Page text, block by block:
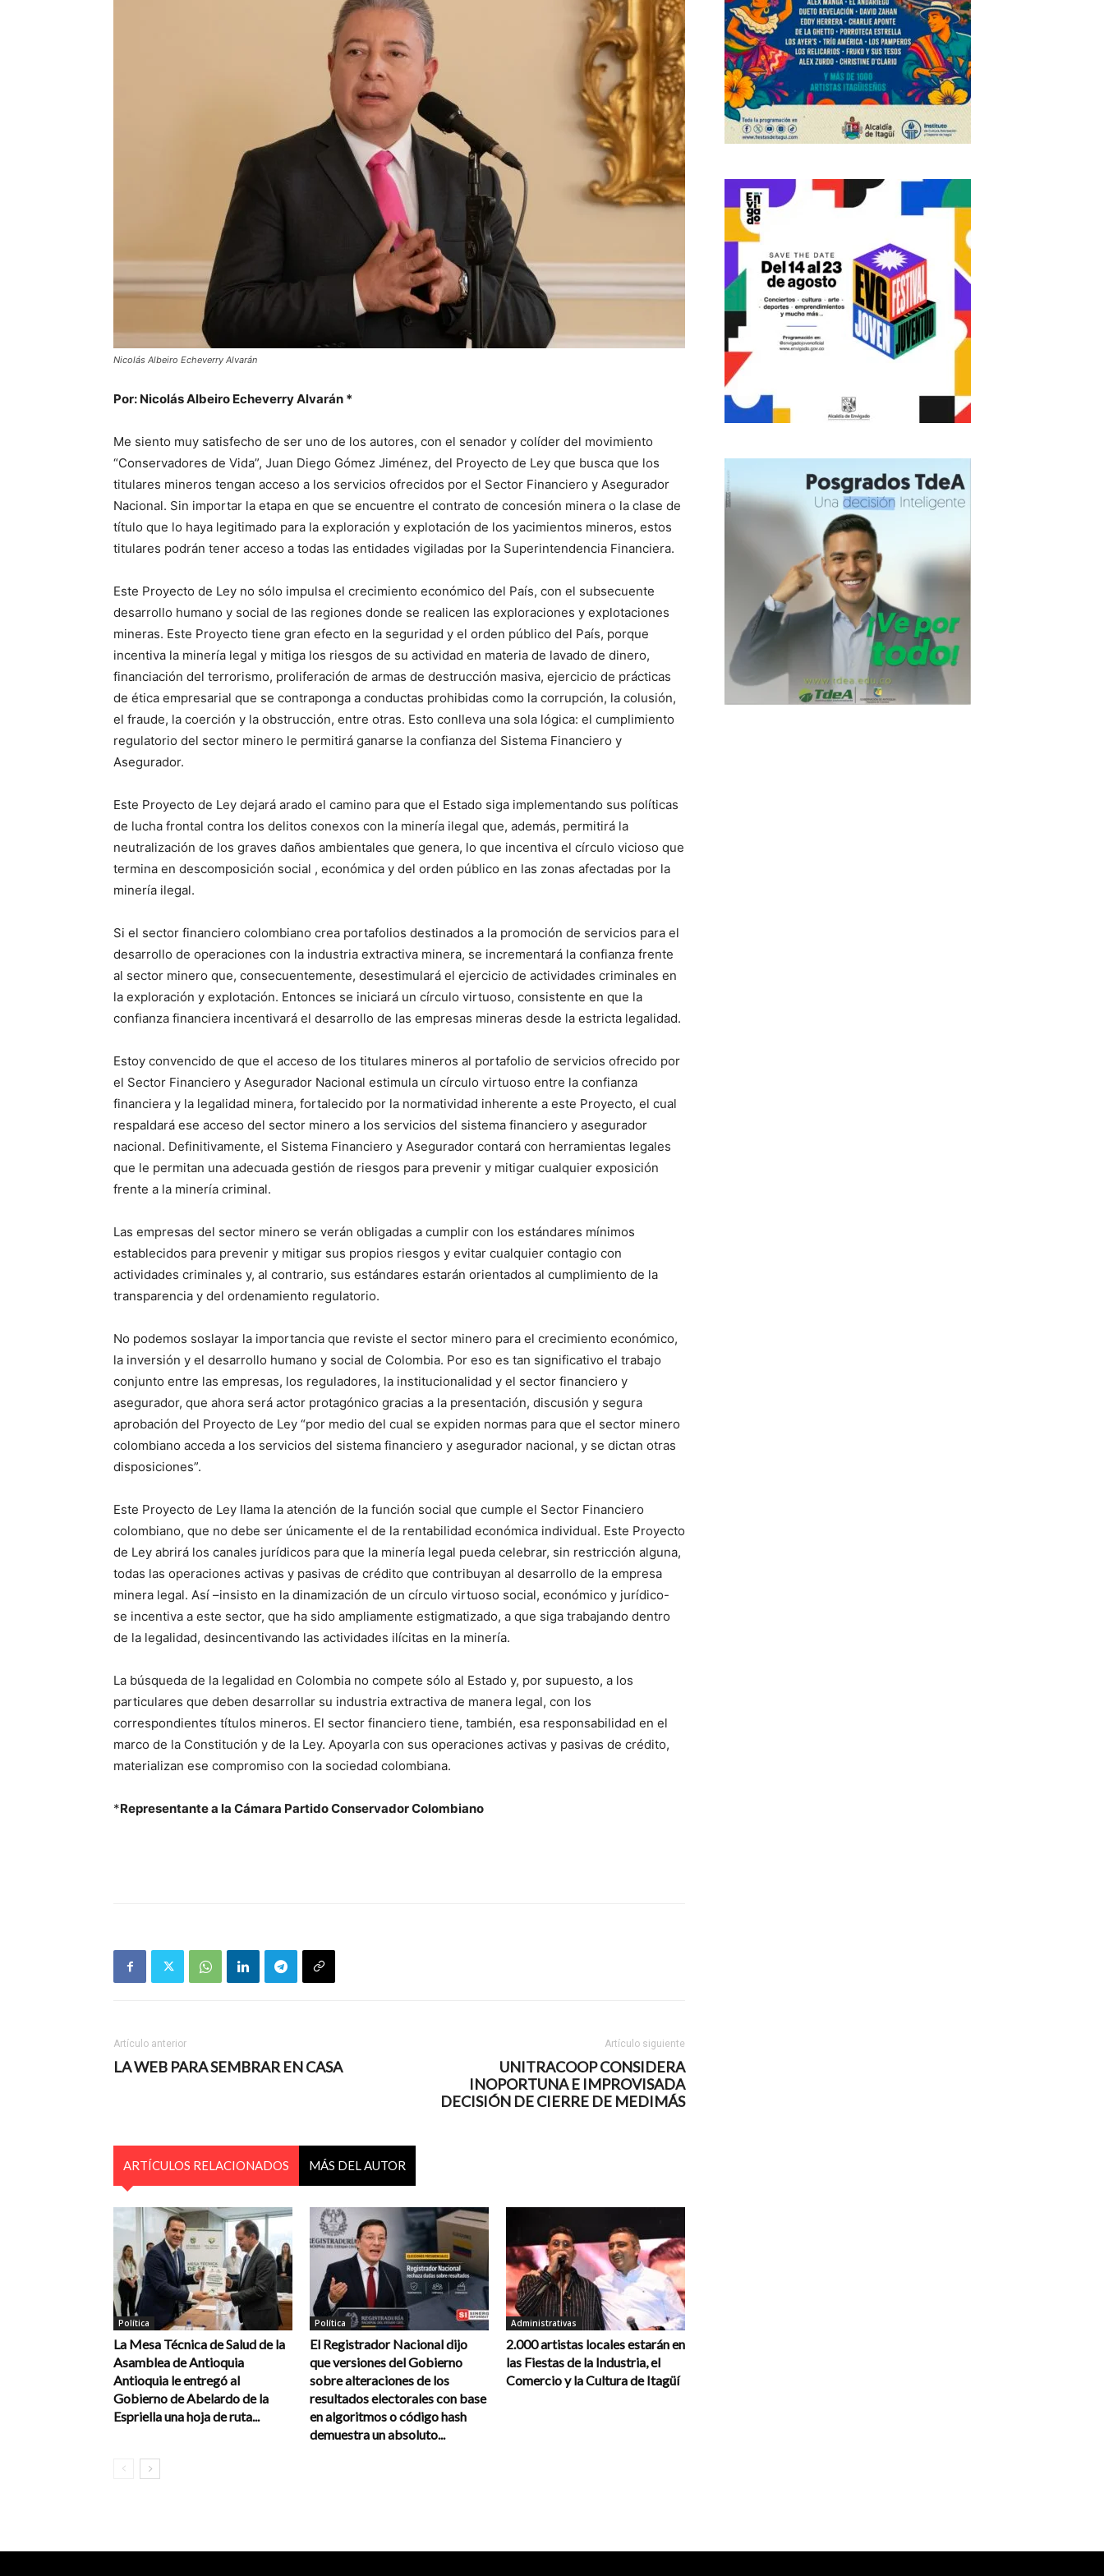
Nicolás Albeiro Echeverry Alvarán
Por: Nicolás Albeiro Echeverry Alvarán *
Me siento muy satisfecho de ser uno de los autores, con el senador y colíder del movimiento
“Conservadores de Vida”, Juan Diego Gómez Jiménez, del Proyecto de Ley que busca que los
titulares mineros tengan acceso a los servicios ofrecidos por el Sector Financiero y Asegurador
Nacional. Sin importar la etapa en que se encuentre el contrato de concesión minera o la clase de
título que lo haya legitimado para la exploración y explotación de los yacimientos mineros, estos
titulares podrán tener acceso a todas las entidades vigiladas por la Superintendencia Financiera.
Este Proyecto de Ley no sólo impulsa el crecimiento económico del País, con el subsecuente
desarrollo humano y social de las regiones donde se realicen las exploraciones y explotaciones
mineras. Este Proyecto tiene gran efecto en la seguridad y el orden público del País, porque
incentiva la minería legal y mitiga los riesgos de su actividad en materia de lavado de dinero,
financiación del terrorismo, proliferación de armas de destrucción masiva, ejercicio de prácticas
de ética empresarial que se contraponga a conductas prohibidas como la corrupción, la colusión,
el fraude, la coerción y la obstrucción, entre otras. Esto conlleva una sola lógica: el cumplimiento
regulatorio del sector minero le permitirá ganarse la confianza del Sistema Financiero y
Asegurador.
Este Proyecto de Ley dejará arado el camino para que el Estado siga implementando sus políticas
de lucha frontal contra los delitos conexos con la minería ilegal que, además, permitirá la
neutralización de los graves daños ambientales que genera, lo que incentiva el círculo vicioso que
termina en descomposición social , económica y del orden público en las zonas afectadas por la
minería ilegal.
Si el sector financiero colombiano crea portafolios destinados a la promoción de servicios para el
desarrollo de operaciones con la industria extractiva minera, se incrementará la confianza frente
al sector minero que, consecuentemente, desestimulará el ejercicio de actividades criminales en
la exploración y explotación. Entonces se iniciará un círculo virtuoso, consistente en que la
confianza financiera incentivará el desarrollo de las empresas mineras desde la estricta legalidad.
Estoy convencido de que el acceso de los titulares mineros al portafolio de servicios ofrecido por
el Sector Financiero y Asegurador Nacional estimula un círculo virtuoso entre la confianza
financiera y la legalidad minera, fortalecido por la normatividad inherente a este Proyecto, el cual
respaldará ese acceso del sector minero a los servicios del sistema financiero y asegurador
nacional. Definitivamente, el Sistema Financiero y Asegurador contará con herramientas legales
que le permitan una adecuada gestión de riesgos para prevenir y mitigar cualquier exposición
frente a la minería criminal.
Las empresas del sector minero se verán obligadas a cumplir con los estándares mínimos
establecidos para prevenir y mitigar sus propios riesgos y evitar cualquier contagio con
actividades criminales y, al contrario, sus estándares estarán orientados al cumplimiento de la
transparencia y del ordenamiento regulatorio.
No podemos soslayar la importancia que reviste el sector minero para el crecimiento económico,
la inversión y el desarrollo humano y social de Colombia. Por eso es tan significativo el trabajo
conjunto entre las empresas, los reguladores, la institucionalidad y el sector financiero y
asegurador, que ahora será actor protagónico gracias a la presentación, discusión y segura
aprobación del Proyecto de Ley “por medio del cual se expiden normas para que el sector minero
colombiano acceda a los servicios del sistema financiero y asegurador nacional, y se dictan otras
disposiciones”.
Este Proyecto de Ley llama la atención de la función social que cumple el Sector Financiero
colombiano, que no debe ser únicamente el de la rentabilidad económica individual. Este Proyecto
de Ley abrirá los canales jurídicos para que la minería legal pueda celebrar, sin restricción alguna,
todas las operaciones activas y pasivas de crédito que contribuyan al desarrollo de la empresa
minera legal. Así –insisto en la dinamización de un círculo virtuoso social, económico y jurídico-
se incentiva a este sector, que ha sido ampliamente estigmatizado, a que siga trabajando dentro
de la legalidad, desincentivando las actividades ilícitas en la minería.
La búsqueda de la legalidad en Colombia no compete sólo al Estado y, por supuesto, a los
particulares que deben desarrollar su industria extractiva de manera legal, con los
correspondientes títulos mineros. El sector financiero tiene, también, esa responsabilidad en el
marco de la Constitución y de la Ley. Apoyarla con sus operaciones activas y pasivas de crédito,
materializan ese compromiso con la sociedad colombiana.
*Representante a la Cámara Partido Conservador Colombiano
Artículo anterior
LA WEB PARA SEMBRAR EN CASA
Artículo siguiente
UNITRACOOP CONSIDERA
INOPORTUNA E IMPROVISADA
DECISIÓN DE CIERRE DE MEDIMÁS
ARTÍCULOS RELACIONADOS MÁS DEL AUTOR
Política
La Mesa Técnica de Salud de la
Asamblea de Antioquia
Antioquia le entregó al
Gobierno de Abelardo de la
Espriella una hoja de ruta...
Política
El Registrador Nacional dijo
que versiones del Gobierno
sobre alteraciones de los
resultados electorales con base
en algoritmos o código hash
demuestra un absoluto...
Administrativas
2.000 artistas locales estarán en
las Fiestas de la Industria, el
Comercio y la Cultura de Itagüí